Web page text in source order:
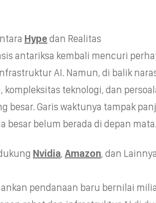
Hype dan Realitas
antariksa kembali mencuri
AI. Namun, di balik
teknologi, dan
besar. Garis waktunya tampak
besar belum berada di depan mata.
Nvidia, Amazon, dan
pendanaan baru bernilai